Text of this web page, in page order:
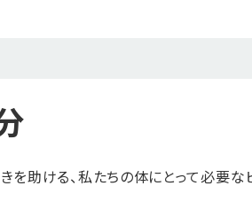
助ける、私たちの体にとって必要な